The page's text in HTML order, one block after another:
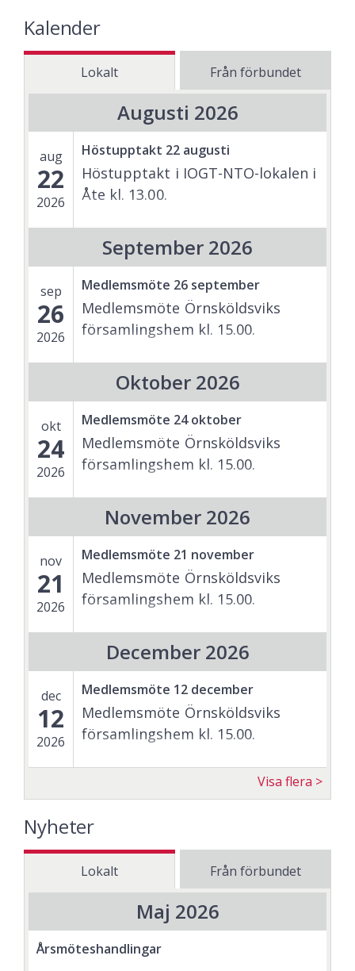
Kalender
Lokalt Från förbundet
Augusti 2026
aug
22
2026
Höstupptakt 22 augusti
Höstupptakt i IOGT-NTO-lokalen i
Åte kl. 13.00.
September 2026
sep
26
2026
Medlemsmöte 26 september
Medlemsmöte Örnsköldsviks
församlingshem kl. 15.00.
Oktober 2026
okt
24
2026
Medlemsmöte 24 oktober
Medlemsmöte Örnsköldsviks
församlingshem kl. 15.00.
November 2026
nov
21
2026
Medlemsmöte 21 november
Medlemsmöte Örnsköldsviks
församlingshem kl. 15.00.
December 2026
dec
12
2026
Medlemsmöte 12 december
Medlemsmöte Örnsköldsviks
församlingshem kl. 15.00.
Visa flera
Nyheter
Lokalt Från förbundet
Maj 2026
Årsmöteshandlingar